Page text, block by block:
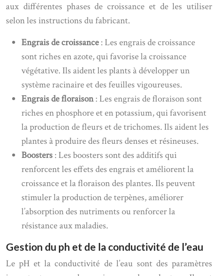
aux différentes phases de croissance et de les utiliser
selon les instructions du fabricant.
Engrais de croissance: Les engrais de croissance
sont riches en azote, qui favorise la croissance
végétative. Ils aident les plants à développer un
système racinaire et des feuilles vigoureuses.
Engrais de floraison: Les engrais de floraison sont
riches en phosphore et en potassium, qui favorisent
la production de fleurs et de trichomes. Ils aident les
plantes à produire des fleurs denses et résineuses.
Boosters : Les boosters sont des additifs qui
renforcent les effets des engrais et améliorent la
croissance et la floraison des plantes. Ils peuvent
stimuler la production de terpènes, améliorer
l’absorption des nutriments ou renforcer la
résistance aux maladies.
Gestion du ph et de la conductivité de l’eau
Le pH et la conductivité de l’eau sont des paramètres